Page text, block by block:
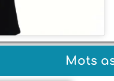
Mots